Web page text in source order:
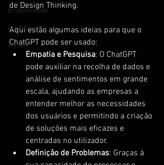
produtividade
productivity
visuais
de Design Thinking.
Aqui estão algumas ideias para que o
ChatGPT pode ser usado:
Empatia e Pesquisa: O ChatGPT
pode auxiliar na recolha de dados e
análise de sentimentos em grande
escala, ajudando as empresas a
entender melhor as necessidades
dos usuários e permitindo a criação
de soluções mais eficazes e
centradas no utilizador.
Definição de Problemas: Graças à